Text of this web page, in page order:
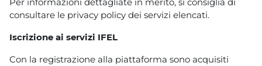
consultare le privacy policy dei servizi elencati.
Iscrizione ai servizi IFEL
Con la registrazione alla piattaforma sono acquisiti